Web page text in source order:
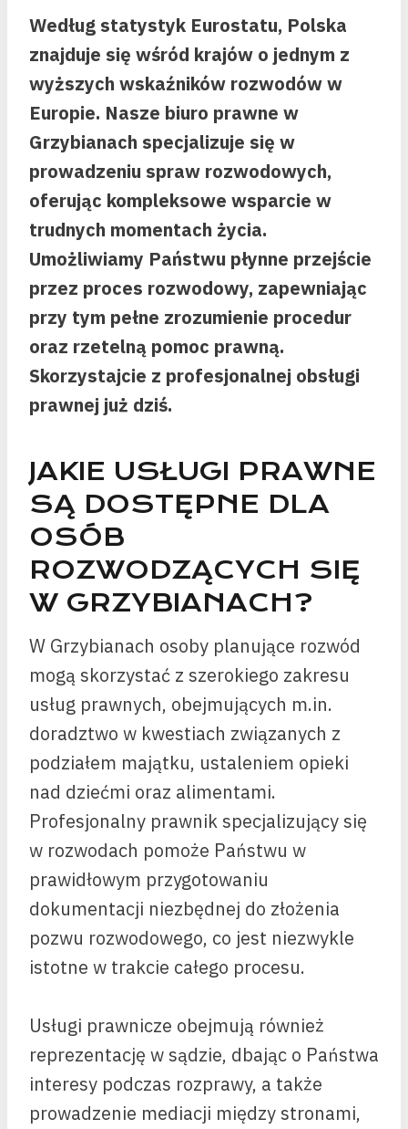
Według statystyk Eurostatu, Polska
znajduje się wśród krajów o jednym z
wyższych wskaźników rozwodów w
Europie. Nasze biuro prawne w
Grzybianach specjalizuje się w
prowadzeniu spraw rozwodowych,
oferując kompleksowe wsparcie w
trudnych momentach życia.
Umożliwiamy Państwu płynne przejście
przez proces rozwodowy, zapewniając
przy tym pełne zrozumienie procedur
oraz rzetelną pomoc prawną.
Skorzystajcie z profesjonalnej obsługi
prawnej już dziś.
JAKIE USŁUGI PRAWNE
SĄ DOSTĘPNE DLA
OSÓB
ROZWODZĄCYCH SIĘ
W GRZYBIANACH?
W Grzybianach osoby planujące rozwód
mogą skorzystać z szerokiego zakresu
usług prawnych, obejmujących m.in.
doradztwo w kwestiach związanych z
podziałem majątku, ustaleniem opieki
nad dziećmi oraz alimentami.
Profesjonalny prawnik specjalizujący się
w rozwodach pomoże Państwu w
prawidłowym przygotowaniu
dokumentacji niezbędnej do złożenia
pozwu rozwodowego, co jest niezwykle
istotne w trakcie całego procesu.
Usługi prawnicze obejmują również
reprezentację w sądzie, dbając o Państwa
interesy podczas rozprawy, a także
prowadzenie mediacji między stronami,